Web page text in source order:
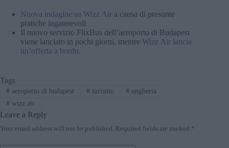
Nuova indagine su Wizz Air a causa di presunte
pratiche ingannevoli
Il nuovo servizio FlixBus dell’aeroporto di Budapest
viene lanciato in pochi giorni, mentre Wizz Air lancia
un’offerta a bordo.
Tags
#aeroporto di budapest #turismo # ungheria
#wizz air
Leave a Reply
Your email address will not be published. Required fields are marked *